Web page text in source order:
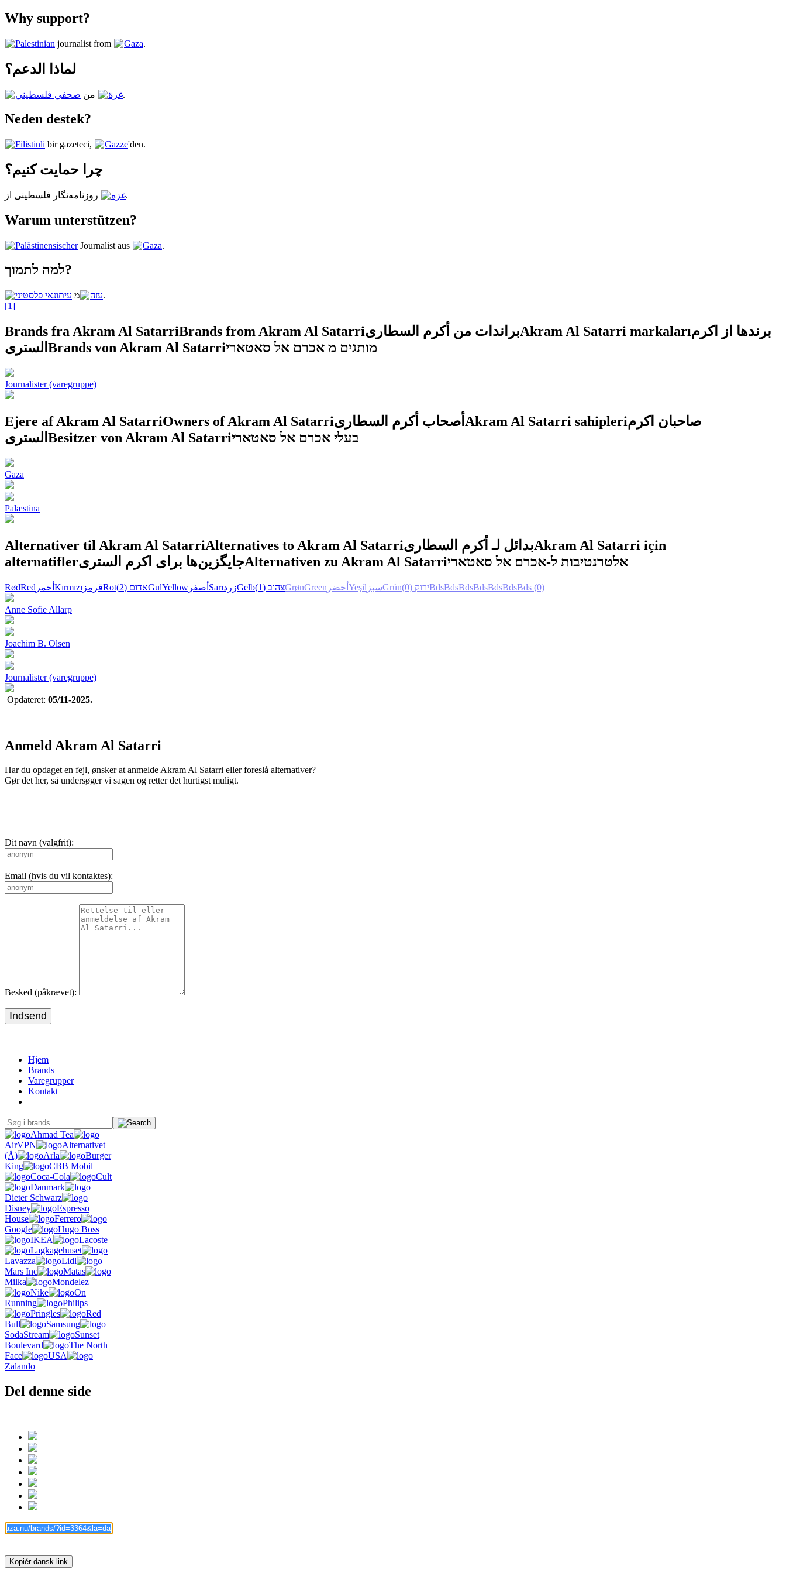
Why support?
Palestinian journalist from Gaza.
لماذا الدعم؟
صحفي فلسطيني غزة.
Neden destek?
Filistinli bir gazeteci, Gazze'den.
چرا حمایت کنیم؟
غزه.
Warum unterstützen?
PalästinensischerJournalist aus Gaza.
למה לתמוך?
עיתונאי פלסטיני מ עזה.
[1]
Brands fra Akram Al SatarriBrands from Akram Al Satarriبراندات من أكرم السطارىAkram Al Satarri markalarıبرندها از اکرم
الستری Brands von Akram Al Satarriמותגים מ אכרם אל סאטארי
Journalister (varegruppe)
Ejere af Akram Al SatarriOwners of Akram Al Satarriأصحاب أكرم السطارى Akram Al Satarri sahipleriصاحبان اکرم
الستری Besitzer von Akram Al Satarriבעלי אכרם אל סאטארי
Gaza
Palæstina
Alternativer til Akram Al SatarriAlternatives to Akram Al Satarriبدائل لـ أكرم السطارىAkram Al Satarri için
alternatiflerجایگزین‌ها برای اکرم الستریAlternativen zu Akram Al Satarriאלטרנטיבות ל-אכרם אל סאטארי
RødRed أحمر Kırmızı قرمزRot אדום (2) GulYellow أصفر SarıزردGelb צהוב (1) GrønGreen أخضر Yeşil سبزGrün ירוק (0) BdsBdsBdsBdsBdsBdsBds (0)
Anne Sofie Allarp
Joachim B. Olsen
Journalister (varegruppe)
Opdateret: 05/11-2025.
Anmeld Akram Al Satarri
Har du opdaget en fejl, ønsker at anmelde Akram Al Satarri eller foreslå alternativer?
Gør det her, så undersøger vi sagen og retter det hurtigst muligt.
Dit navn (valgfrit):
Email (hvis du vil kontaktes):
Besked (påkrævet):
Indsend
Hjem
Brands
Varegrupper
Kontakt
Ahmad Tea
AirVPN
Alternativet
(Å)
Arla
Burger
King
CBB Mobil
Coca-Cola
Cult
Danmark
Dieter Schwarz
Disney
Espresso
House
Ferrero
Google
Hugo Boss
IKEA
Lacoste
Lagkagehuset
Lavazza
Lidl
Mars Inc
Matas
Milka
Mondelez
Nike
On
Running
Philips
Pringles
Red
Bull
Samsung
SodaStream
Sunset
Boulevard
The North
Face
USA
Zalando
Del denne side
Kopiér dansk link